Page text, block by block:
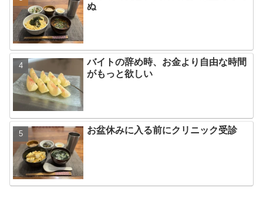
ぬ
バイトの辞め時、お金より自由な時間
がもっと欲しい
お盆休みに入る前にクリニック受診